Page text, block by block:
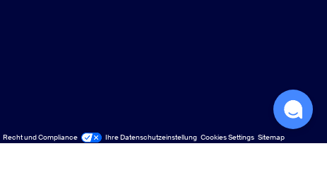
Recht und Compliance Ihre Datenschutzeinstellung Cookies Settings Sitemap
Sitemap